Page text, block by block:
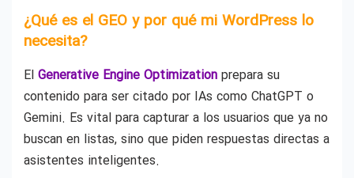
¿Qué es el GEO y por qué mi WordPress lo
necesita?
El Generative Engine Optimization prepara su
contenido para ser citado por IAs como ChatGPT o
Gemini. Es vital para capturar a los usuarios que ya no
buscan en listas, sino que piden respuestas directas a
asistentes inteligentes.